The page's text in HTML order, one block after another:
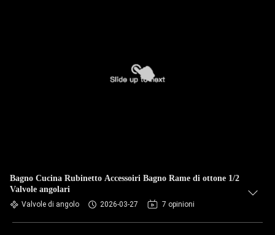
Bagno Cucina Rubinetto Accessoiri Bagno Rame di ottone 1/2
Valvole angolari
Valvole di angolo 2026-03-27 7 opinioni